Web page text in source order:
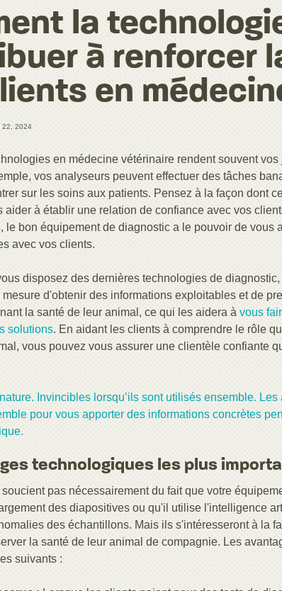
la
à renforcer
en
22, 2024
en médecine vétérinaire rendent souvent
vos analyseurs peuvent effectuer des tâches
sur les soins aux patients. Pensez à la façon dont
aider à établir une relation de confiance avec vos
le bon équipement de diagnostic a le pouvoir de vous
avec vos clients.
disposez des dernières technologies de
d'obtenir des informations exploitables et de
la santé de leur animal, ce qui les aidera à vous
solutions. En aidant les clients à comprendre le rôle
vous pouvez vous assurer une clientèle confiante
Invincibles lorsqu’ils sont utilisés ensemble.
pour vous apporter des informations concrètes
technologiques les plus
pas nécessairement du fait que votre
des diapositives ou qu'il utilise l'intelligence
des échantillons. Mais ils s'intéresseront à la
la santé de leur animal de compagnie. Les
suivants :